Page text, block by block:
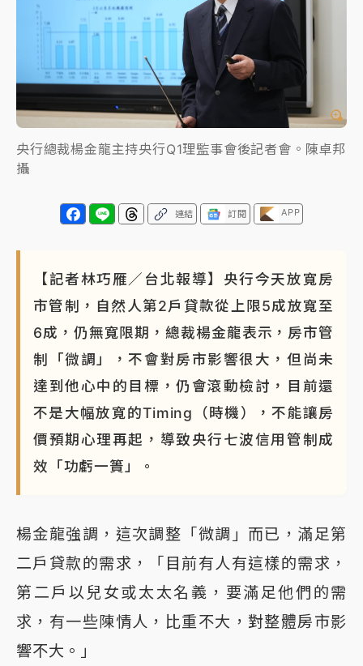
故宮《龍藏經》特展第2檔！今線上預約開賣一度塞車
周六起展出延長至晚上7時
台東農業處長涉圖利渡假村！東檢抗告成功 今重開羈
押庭
父親節泡湯了！中颱白海豚雨彈轟3天 「紅到發紫」降
雨熱區曝
央行總裁楊金龍主持央行Q1理監事會後記者會。陳卓邦
攝
連結 訂閱 APP
【記者林巧雁／台北報導】央行今天放寬房
市管制，自然人第2戶貸款從上限5成放寬至
6成，仍無寬限期，總裁楊金龍表示，房市管
制「微調」，不會對房市影響很大，但尚未
達到他心中的目標，仍會滾動檢討，目前還
不是大幅放寬的Timing（時機），不能讓房
價預期心理再起，導致央行七波信用管制成
效「功虧一簣」。
楊金龍強調，這次調整「微調」而已，滿足第
二戶貸款的需求，「目前有人有這樣的需求，
第二戶以兒女或太太名義，要滿足他們的需
求，有一些陳情人，比重不大，對整體房市影
響不大。」